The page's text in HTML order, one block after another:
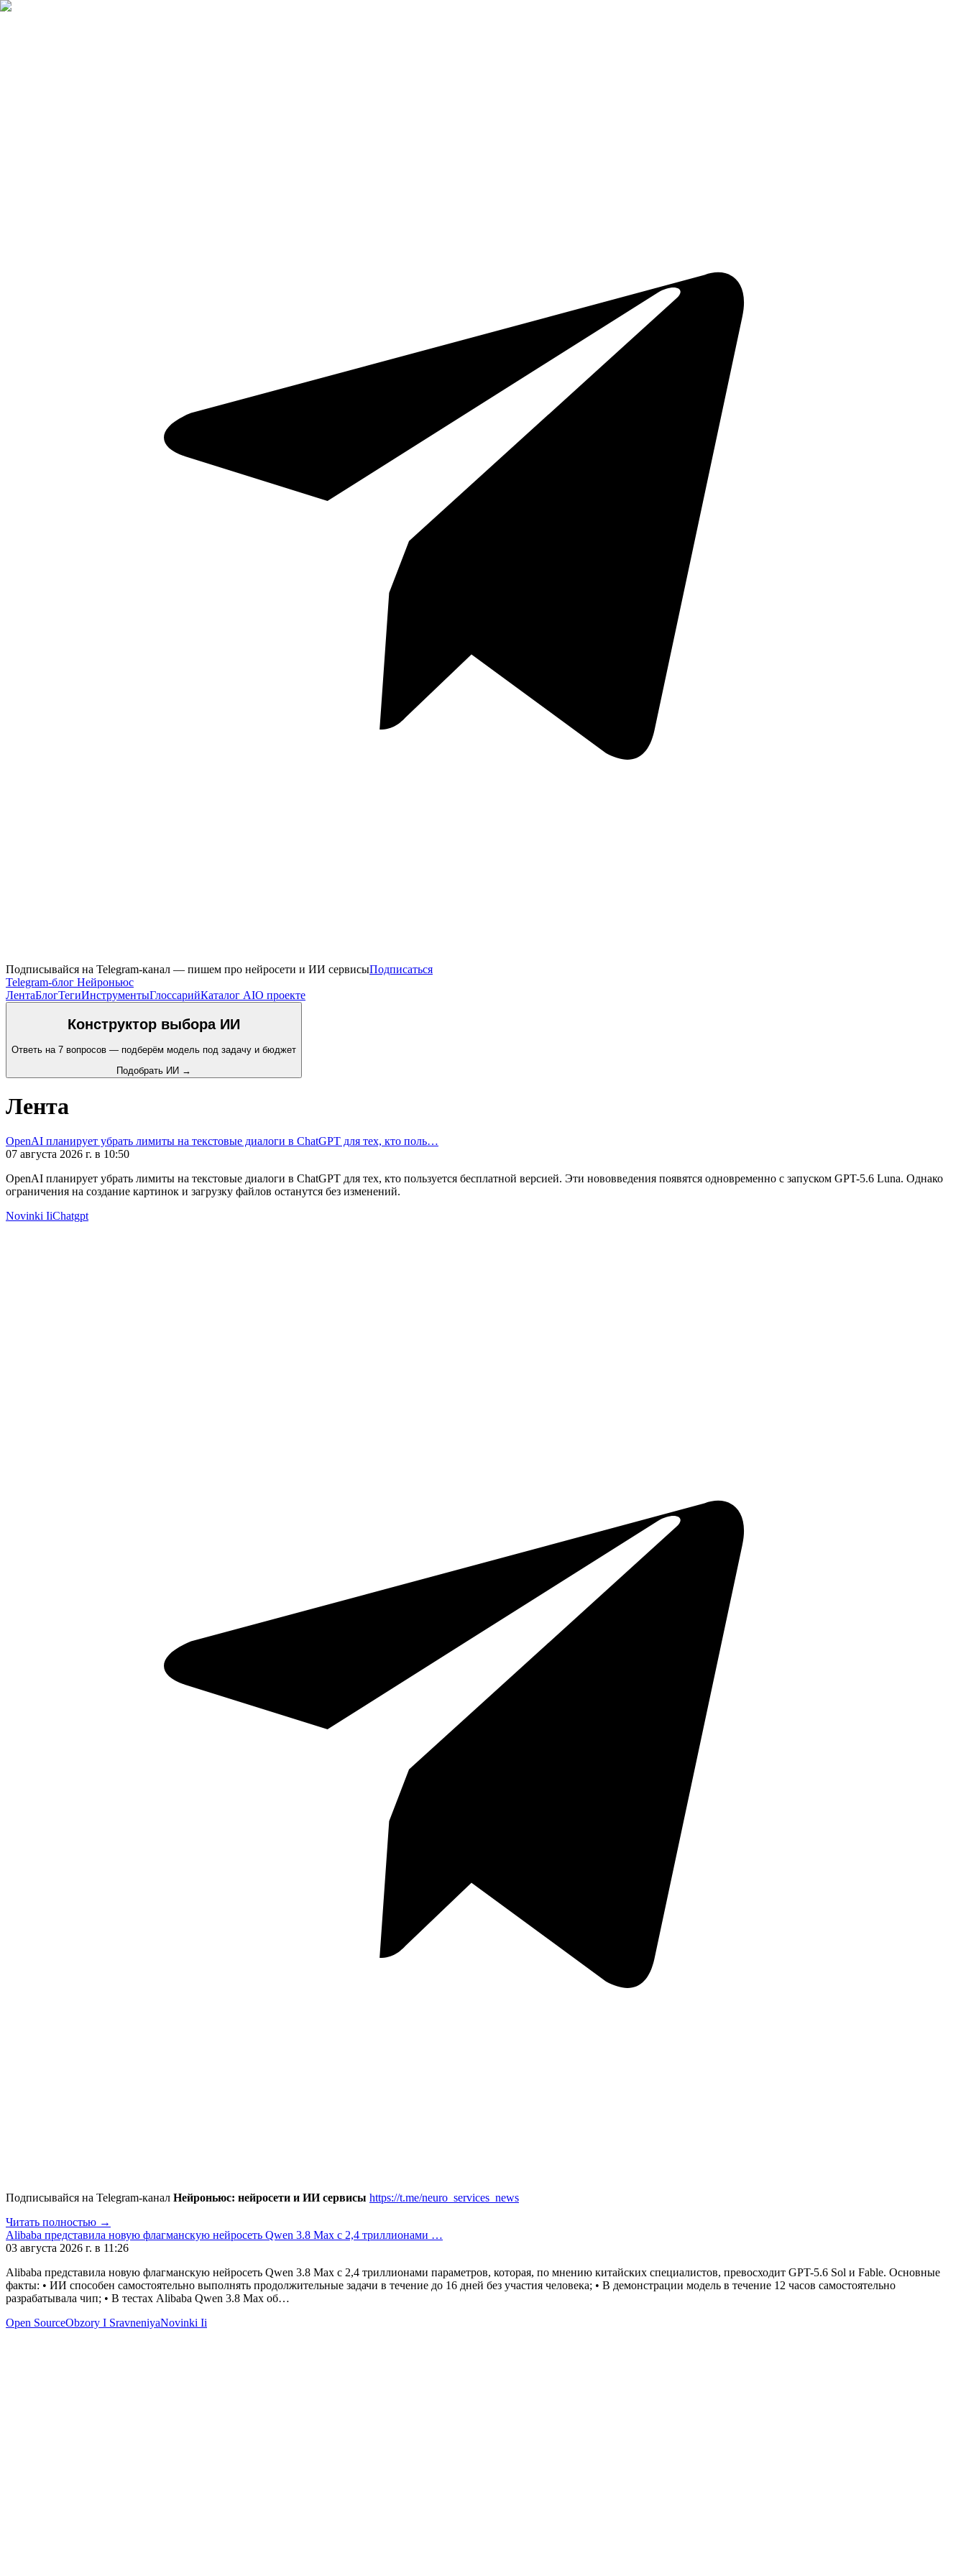
Подписывайся на Telegram-канал — пишем про нейросети и ИИ сервисыПодписаться
Telegram-блог Нейроньюс
ЛентаБлогТегиИнструментыГлоссарийКаталог AIО проекте
Конструктор выбора ИИ
Ответь на 7 вопросов — подберём модель под задачу и бюджет
Подобрать ИИ →
Лента
OpenAI планирует убрать лимиты на текстовые диалоги в ChatGPT для тех, кто поль…
07 августа 2026 г. в 10:50
OpenAI планирует убрать лимиты на текстовые диалоги в ChatGPT для тех, кто пользуется бесплатной версией. Эти нововведения появятся одновременно с запуском GPT-5.6 Luna. Однако
ограничения на создание картинок и загрузку файлов останутся без изменений.
Novinki IiChatgpt
Подписывайся на Telegram-канал Нейроньюс: нейросети и ИИ сервисы https://t.me/neuro_services_news
Читать полностью →
Alibaba представила новую флагманскую нейросеть Qwen 3.8 Max с 2,4 триллионами …
03 августа 2026 г. в 11:26
Alibaba представила новую флагманскую нейросеть Qwen 3.8 Max с 2,4 триллионами параметров, которая, по мнению китайских специалистов, превосходит GPT-5.6 Sol и Fable. Основные
факты: • ИИ способен самостоятельно выполнять продолжительные задачи в течение до 16 дней без участия человека; • В демонстрации модель в течение 12 часов самостоятельно
разрабатывала чип; • В тестах Alibaba Qwen 3.8 Max об…
Open SourceObzory I SravneniyaNovinki Ii